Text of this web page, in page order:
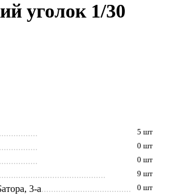
уголок 1/30
5 шт
0 шт
0 шт
9 шт
3-а 0 шт